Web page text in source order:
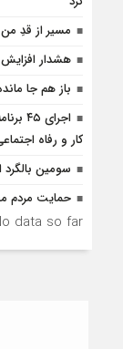
مسیر از قدِ من
هشدار
باز هم جا
کار و رفاه
سومین بالگرد
حمایت مردم
data so far.